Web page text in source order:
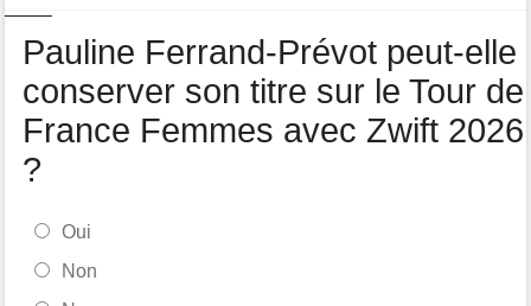
Lorena Wiebes : "Demain nous viserons encore la victoire"
Pauline Ferrand-Prévot peut-elle
conserver son titre sur le Tour de
France Femmes avec Zwift 2026
?
Oui
Non